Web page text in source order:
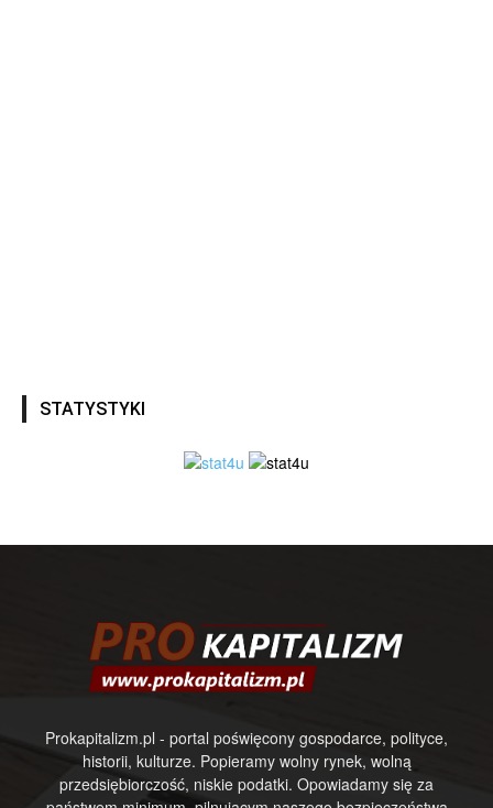
STATYSTYKI
Prokapitalizm.pl - portal poświęcony gospodarce, polityce,
historii, kulturze. Popieramy wolny rynek, wolną
przedsiębiorczość, niskie podatki. Opowiadamy się za